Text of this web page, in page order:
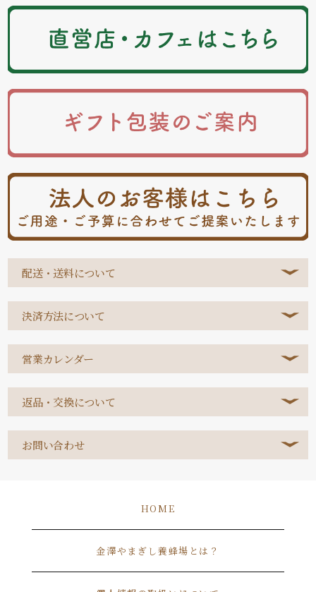
配送・送料について
決済方法について
営業カレンダー
返品・交換について
お問い合わせ
HOME
金澤やまぎし養蜂場とは？